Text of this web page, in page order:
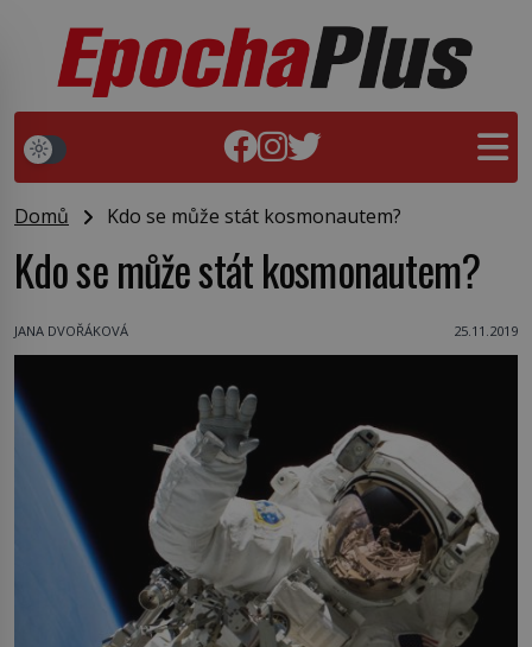
Domů Kdo se může stát kosmonautem?
Kdo se může stát kosmonautem?
JANA DVOŘÁKOVÁ 25.11.2019